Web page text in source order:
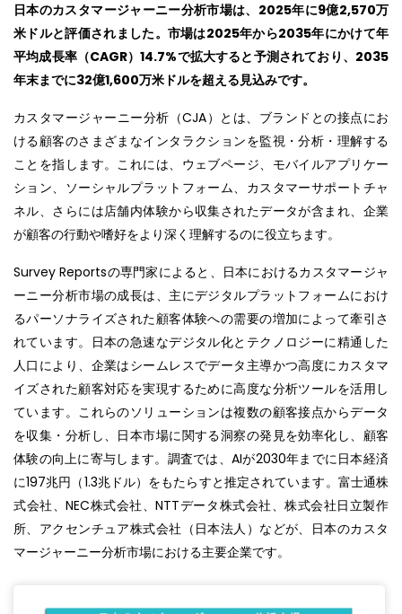
日本のカスタマージャーニー分析市場は、2025年に9億2,570万
米ドルと評価されました。市場は2025年から2035年にかけて年
平均成長率（CAGR）14.7%で拡大すると予測されており、2035
年末までに32億1,600万米ドルを超える見込みです。
カスタマージャーニー分析（CJA）とは、ブランドとの接点にお
ける顧客のさまざまなインタラクションを監視・分析・理解する
ことを指します。これには、ウェブページ、モバイルアプリケー
ション、ソーシャルプラットフォーム、カスタマーサポートチャ
ネル、さらには店舗内体験から収集されたデータが含まれ、企業
が顧客の行動や嗜好をより深く理解するのに役立ちます。
Survey Reportsの専門家によると、日本におけるカスタマージャ
ーニー分析市場の成長は、主にデジタルプラットフォームにおけ
るパーソナライズされた顧客体験への需要の増加によって牽引さ
れています。日本の急速なデジタル化とテクノロジーに精通した
人口により、企業はシームレスでデータ主導かつ高度にカスタマ
イズされた顧客対応を実現するために高度な分析ツールを活用し
ています。これらのソリューションは複数の顧客接点からデータ
を収集・分析し、日本市場に関する洞察の発見を効率化し、顧客
体験の向上に寄与します。調査では、AIが2030年までに日本経済
に197兆円（1.3兆ドル）をもたらすと推定されています。富士通株
式会社、NEC株式会社、NTTデータ株式会社、株式会社日立製作
所、アクセンチュア株式会社（日本法人）などが、日本のカスタ
マージャーニー分析市場における主要企業です。